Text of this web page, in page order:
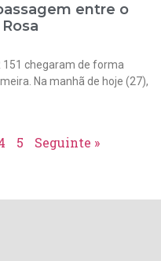
entre o
151 chegaram de forma
Na manhã de hoje (27),
5 Seguinte »